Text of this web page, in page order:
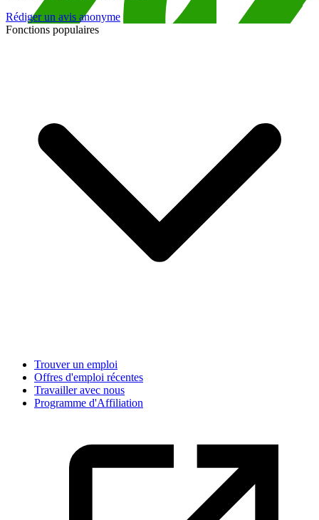
Rédiger un avis anonyme
Fonctions populaires
Trouver un emploi
Offres d'emploi récentes
Travailler avec nous
Programme d'Affiliation